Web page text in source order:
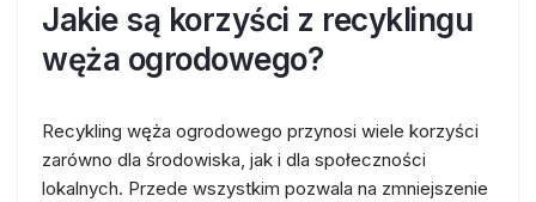
Jakie są korzyści z recyklingu
węża ogrodowego?
Recykling węża ogrodowego przynosi wiele korzyści
zarówno dla środowiska, jak i dla społeczności
lokalnych. Przede wszystkim pozwala na zmniejszenie